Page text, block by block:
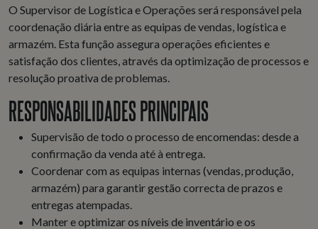
O Supervisor de Logística e Operações será responsável pela
coordenação diária entre as equipas de vendas, logística e
armazém. Esta função assegura operações eficientes e
satisfação dos clientes, através da optimização de processos e
resolução proativa de problemas.
RESPONSABILIDADES PRINCIPAIS
Supervisão de todo o processo de encomendas: desde a
confirmação da venda até à entrega.
Coordenar com as equipas internas (vendas, produção,
armazém) para garantir gestão correcta de prazos e
entregas atempadas.
Manter e optimizar os níveis de inventário e os